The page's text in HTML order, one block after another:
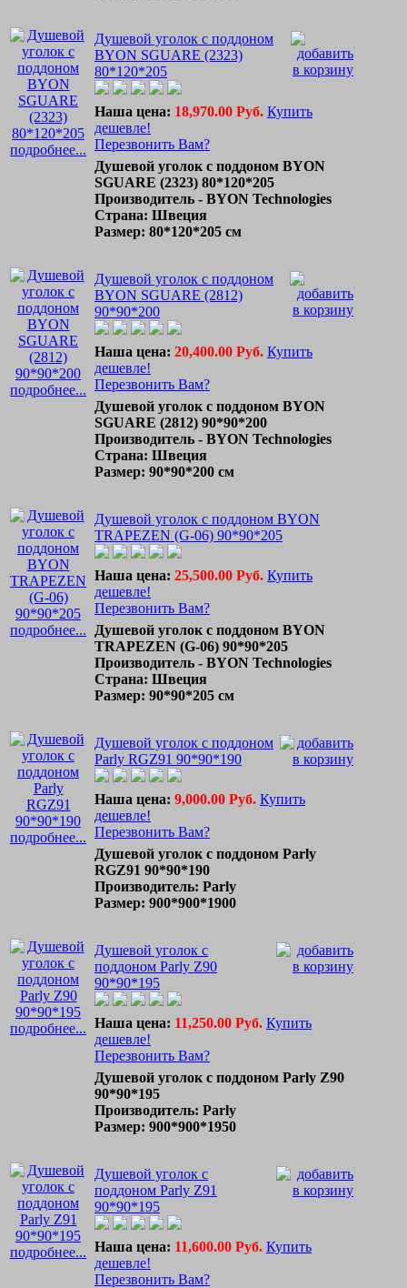
подробнее...
Душевой уголок с поддоном
BYON SGUARE (2323)
80*120*205
Наша цена: 18,970.00 Руб. Купить
дешевле!
Перезвонить Вам?
Душевой уголок с поддоном BYON
SGUARE (2323) 80*120*205
Производитель - BYON Technologies
Страна: Швеция
Размер: 80*120*205 см
подробнее...
Душевой уголок с поддоном
BYON SGUARE (2812)
90*90*200
Наша цена: 20,400.00 Руб. Купить
дешевле!
Перезвонить Вам?
Душевой уголок с поддоном BYON
SGUARE (2812) 90*90*200
Производитель - BYON Technologies
Страна: Швеция
Размер: 90*90*200 см
подробнее...
Душевой уголок с поддоном BYON
TRAPEZEN (G-06) 90*90*205
Наша цена: 25,500.00 Руб. Купить
дешевле!
Перезвонить Вам?
Душевой уголок с поддоном BYON
TRAPEZEN (G-06) 90*90*205
Производитель - BYON Technologies
Страна: Швеция
Размер: 90*90*205 см
подробнее...
Душевой уголок с поддоном
Parly RGZ91 90*90*190
Наша цена: 9,000.00 Руб. Купить
дешевле!
Перезвонить Вам?
Душевой уголок с поддоном Parly
RGZ91 90*90*190
Производитель: Parly
Размер: 900*900*1900
подробнее...
Душевой уголок с
поддоном Parly Z90
90*90*195
Наша цена: 11,250.00 Руб. Купить
дешевле!
Перезвонить Вам?
Душевой уголок с поддоном Parly Z90
90*90*195
Производитель: Parly
Размер: 900*900*1950
подробнее...
Душевой уголок с
поддоном Parly Z91
90*90*195
Наша цена: 11,600.00 Руб. Купить
дешевле!
Перезвонить Вам?